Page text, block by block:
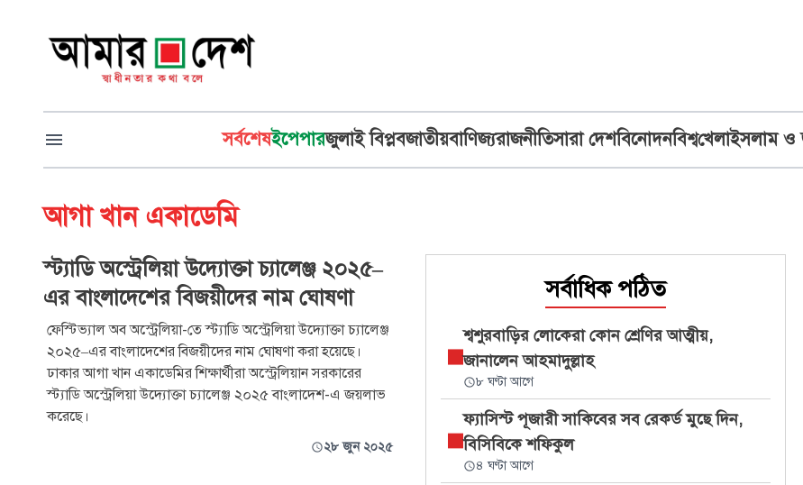
সর্বশেষইপেপারজুলাই বিপ্লবজাতীয়বাণিজ্যরাজনীতিসারা দেশবিনোদনবিশ্বখেলাইসলাম ও
আগা খান একাডেমি
স্ট্যাডি অস্ট্রেলিয়া উদ্যোক্তা চ্যালেঞ্জ ২০২৫–
এর বাংলাদেশের বিজয়ীদের নাম ঘোষণা
ফেস্টিভ্যাল অব অস্ট্রেলিয়া-তে স্ট্যাডি অস্ট্রেলিয়া উদ্যোক্তা চ্যালেঞ্জ
২০২৫–এর বাংলাদেশের বিজয়ীদের নাম ঘোষণা করা হয়েছে।
ঢাকার আগা খান একাডেমির শিক্ষার্থীরা অস্ট্রেলিয়ান সরকারের
স্ট্যাডি অস্ট্রেলিয়া উদ্যোক্তা চ্যালেঞ্জ ২০২৫ বাংলাদেশ-এ জয়লাভ
করেছে।
২৮ জুন ২০২৫
সর্বাধিক পঠিত
শ্বশুরবাড়ির লোকেরা কোন শ্রেণির আত্মীয়,
জানালেন আহমাদুল্লাহ
৮ ঘণ্টা আগে
ফ্যাসিস্ট পূজারী সাকিবের সব রেকর্ড মুছে দিন,
বিসিবিকে শফিকুল
৪ ঘণ্টা আগে